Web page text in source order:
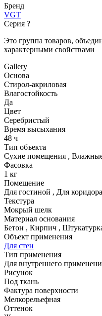
Бренд
VGT
Серия ?
Это группа товаров,
характерными свойствами
Gallery
Основа
Стирол-акриловая
Влагостойкость
Да
Цвет
Серебристый
Время высыхания
48 ч
Тип объекта
Сухие помещения ,
Фасовка
1 кг
Помещение
Для гостиной , Для коридора
Текстура
Мокрый шелк
Материал основания
Бетон , Кирпич ,
Объект применения
Для стен
Тип применения
Для внутреннего
Рисунок
Под ткань
Фактура поверхности
Мелкорельефная
Оттенок